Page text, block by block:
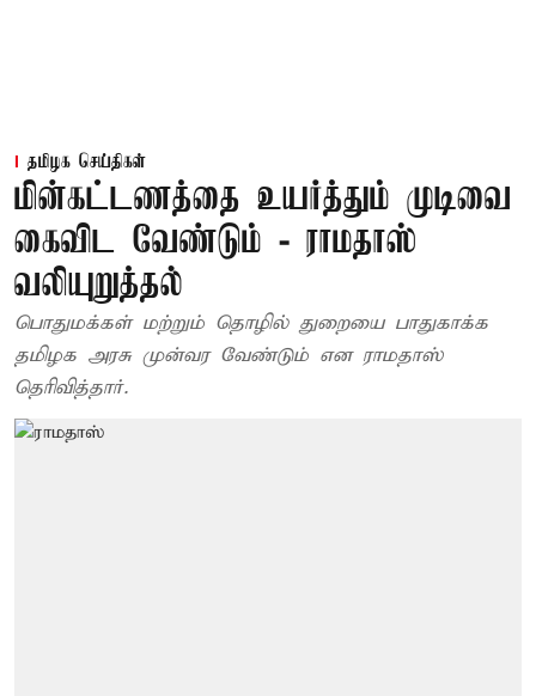
தமிழக செய்திகள்
மின்கட்டணத்தை உயர்த்தும் முடிவை
கைவிட வேண்டும் - ராமதாஸ்
வலியுறுத்தல்
பொதுமக்கள் மற்றும் தொழில் துறையை பாதுகாக்க
தமிழக அரசு முன்வர வேண்டும் என ராமதாஸ்
தெரிவித்தார்.